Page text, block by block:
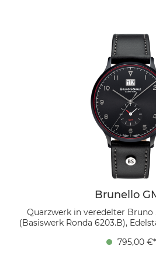
Brunello
Quarzwerk in veredelter
(Basiswerk Ronda 6203.B),
entspiegelt, Kalbslederband
795,00 €*